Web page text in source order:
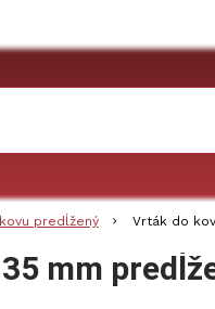
predĺžený Vrták do
mm